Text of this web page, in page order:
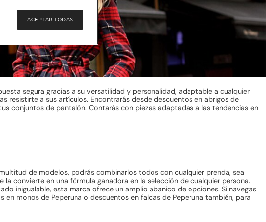
segura gracias a su versatilidad y personalidad, adaptable a cualquier
resistirte a sus artículos. Encontrarás desde descuentos en abrigos de
conjuntos de pantalón. Contarás con piezas adaptadas a las tendencias en
de modelos, podrás combinarlos todos con cualquier prenda, sea
convierte en una fórmula ganadora en la selección de cualquier persona.
inigualable, esta marca ofrece un amplio abanico de opciones. Si navegas
monos de Peperuna o descuentos en faldas de Peperuna también, para
ACEPTAR TODAS